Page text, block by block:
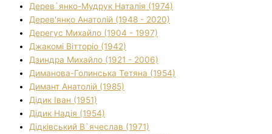
Дерев`янко-Мудрук Наталія (1974)
Дерев'янко Анатолій (1948 - 2020)
Дерегус Михайло (1904 - 1997)
Джакомі Вітторіо (1942)
Дзиндра Михайло (1921 - 2006)
Диманова-Голинська Тетяна (1954)
Димант Анатолій (1985)
Дідик Іван (1951)
Дідик Надія (1954)
Дідківський В`ячеслав (1971)